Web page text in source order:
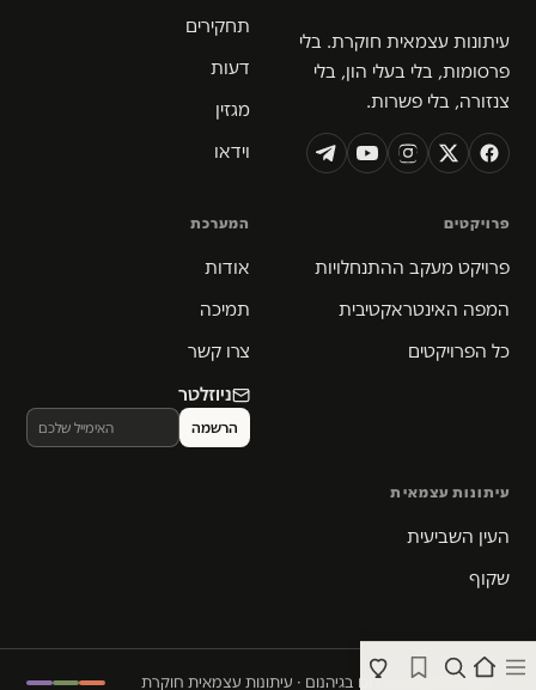
עיתונות עצמאית חוקרת. בלי
פרסומות, בלי בעלי הון, בלי
צנזורה, בלי פשרות.
תחקירים
דעות
מגזין
וידאו
פרויקטים
פרויקט מעקב ההתנחלויות
המפה האינטראקטיבית
כל הפרויקטים
המערכת
אודות
תמיכה
צרו קשר
ניוזלטר
עיתונות עצמאית
העין השביעית
שקוף
© 2026 המקום הכי חם בגיהנום · עיתונות עצמאית חוקרת